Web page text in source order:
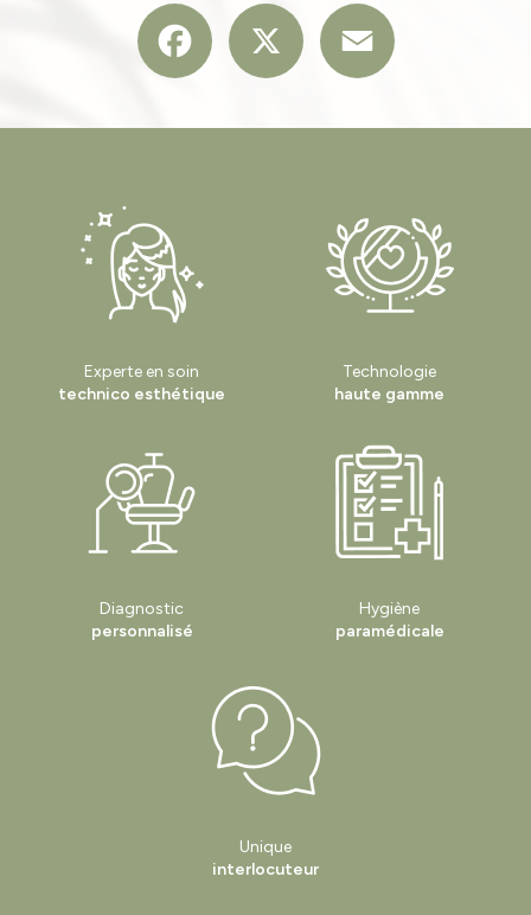
Facebook
Experte en soin
technico esthétique
Technologie
haute gamme
Diagnostic
personnalisé
Hygiène
paramédicale
Unique
interlocuteur